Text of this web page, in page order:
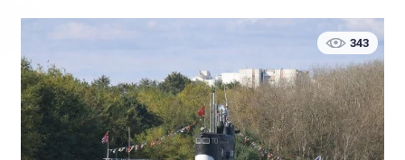
343